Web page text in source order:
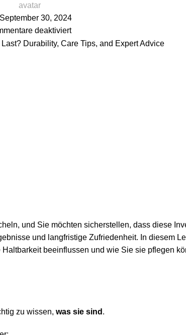
30, 2024
deaktiviert
und Sie möchten sicherstellen, dass diese
und langfristige Zufriedenheit. In diesem
Haltbarkeit beeinflussen und wie Sie sie pflegen
zu wissen, was sie sind .